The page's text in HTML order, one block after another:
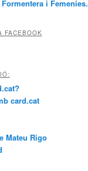
i Femenies.
FACEBOOK
card.cat
Mateu Rigo